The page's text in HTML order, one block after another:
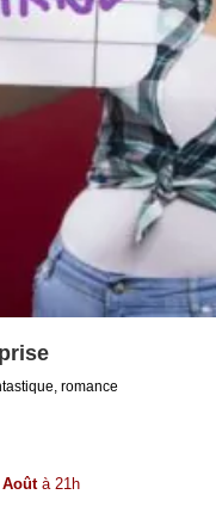
romance
à 21h